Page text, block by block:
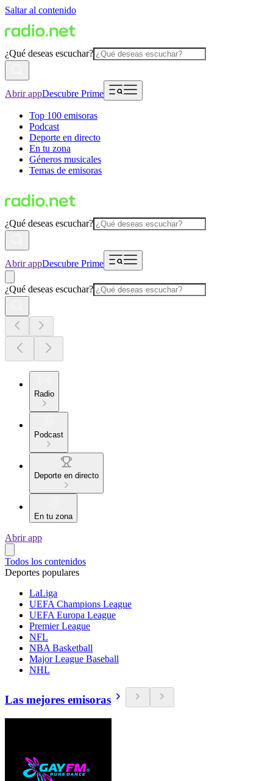
Saltar al contenido
¿Qué deseas escuchar?
Abrir appDescubre Prime
Top 100 emisoras
Podcast
Deporte en directo
En tu zona
Géneros musicales
Temas de emisoras
¿Qué deseas escuchar?
Abrir appDescubre Prime
¿Qué deseas escuchar?
Radio
Podcast
Deporte en directo
En tu zona
Abrir app
Todos los contenidos
Deportes populares
LaLiga
UEFA Champions League
UEFA Europa League
Premier League
NFL
NBA Basketball
Major League Baseball
NHL
Las mejores emisoras